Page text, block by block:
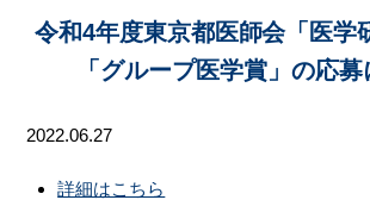
令和4年度東京都医師会「医学
「グループ医学賞」の応
2022.06.27
詳細はこちら